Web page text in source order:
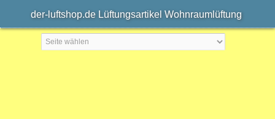
der-luftshop.de Lüftungsartikel Wohnraumlüftung